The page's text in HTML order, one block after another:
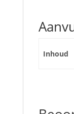
Inhoud